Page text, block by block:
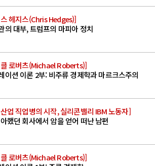
헤지스(Chris Hedges)]
의 대부, 트럼프의 마피아 정치
로버츠(Michael Roberts)]
이션 이론 2부: 비주류 경제학과 마르크스주의
업 직업병의 시작, 실리콘밸리 IBM 노동자]
했던 회사에서 암을 얻어 떠난 남편
로버츠(Michael Roberts)]